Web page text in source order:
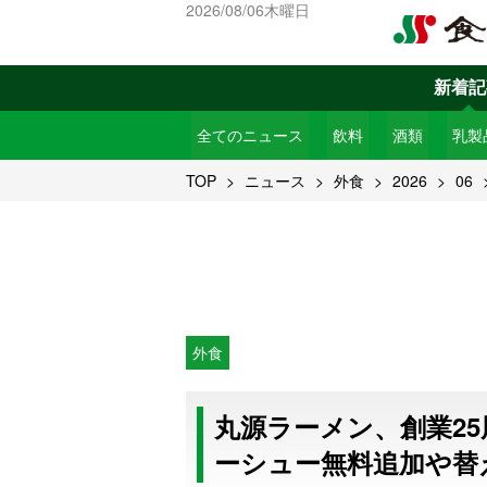
2026/08/06木曜日
新着
全てのニュース 飲料 酒類 乳製
TOP ニュース 外食 2026 06
外食
丸源ラーメン、創業
ーシュー無料追加や